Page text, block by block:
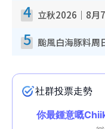
4
5